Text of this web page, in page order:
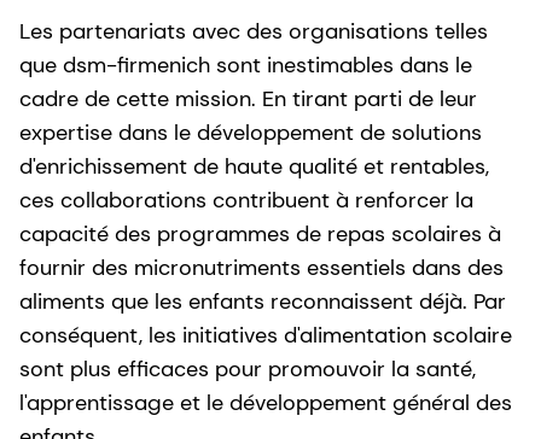
Les partenariats avec des organisations telles
que dsm-firmenich sont inestimables dans le
cadre de cette mission. En tirant parti de leur
expertise dans le développement de solutions
d'enrichissement de haute qualité et rentables,
ces collaborations contribuent à renforcer la
capacité des programmes de repas scolaires à
fournir des micronutriments essentiels dans des
aliments que les enfants reconnaissent déjà. Par
conséquent, les initiatives d'alimentation scolaire
sont plus efficaces pour promouvoir la santé,
l'apprentissage et le développement général des